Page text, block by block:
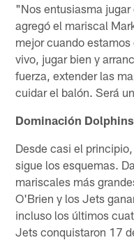
"Nos entusiasma
agregó el mariscal
mejor cuando
vivo, jugar bien y
fuerza, extender las
cuidar el balón. Será
Dominación
Desde casi el
sigue los esquemas.
mariscales más
O'Brien y los Jets
incluso los últimos
Jets conquistaron 17